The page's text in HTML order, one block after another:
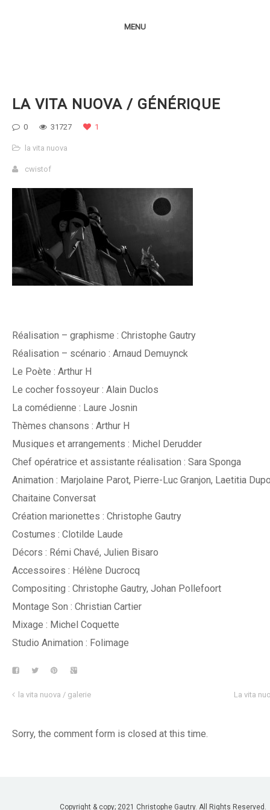
MENU
LA VITA NUOVA / GÉNÉRIQUE
0 31727 1
la vita nuova
cwistof
Réalisation – graphisme : Christophe Gautry
Réalisation – scénario : Arnaud Demuynck
Le Poète : Arthur H
Le cocher fossoyeur : Alain Duclos
La comédienne : Laure Josnin
Thèmes chansons : Arthur H
Musiques et arrangements : Michel Derudder
Chef opératrice et assistante réalisation : Sara Sponga
Animation : Marjolaine Parot, Pierre-Luc Granjon, Laetitia
Chaitaine Conversat
Création marionettes : Christophe Gautry
Costumes : Clotilde Laude
Décors : Rémi Chavé, Julien Bisaro
Accessoires : Hélène Ducrocq
Compositing : Christophe Gautry, Johan Pollefoort
Montage Son : Christian Cartier
Mixage : Michel Coquette
Studio Animation : Folimage
la vita nuova / galerie La vita
Sorry, the comment form is closed at this time.
Copyright & copy; 2021 Christophe Gautry. All Rights Reserved.